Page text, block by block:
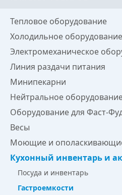
Тепловое оборудование
Холодильное оборудование
Электромеханическое
Линия раздачи питания
Минипекарни
Нейтральное
Оборудование для Фаст-
Весы
Моющие и
Кухонный инвентарь и
Посуда и инвентарь
Гастроемкости